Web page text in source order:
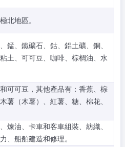
北地區。
錳、鐵礦石、鈷、鋁土礦、銅、
土、可可豆、咖啡、棕櫚油、水
可可豆，其他產品有：香蕉、棕
薯（木薯）、紅薯、糖、棉花、
煉油、卡車和客車組裝、紡織、
、船舶建造和修理。